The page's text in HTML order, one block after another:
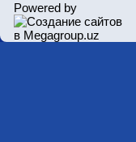
Powered by